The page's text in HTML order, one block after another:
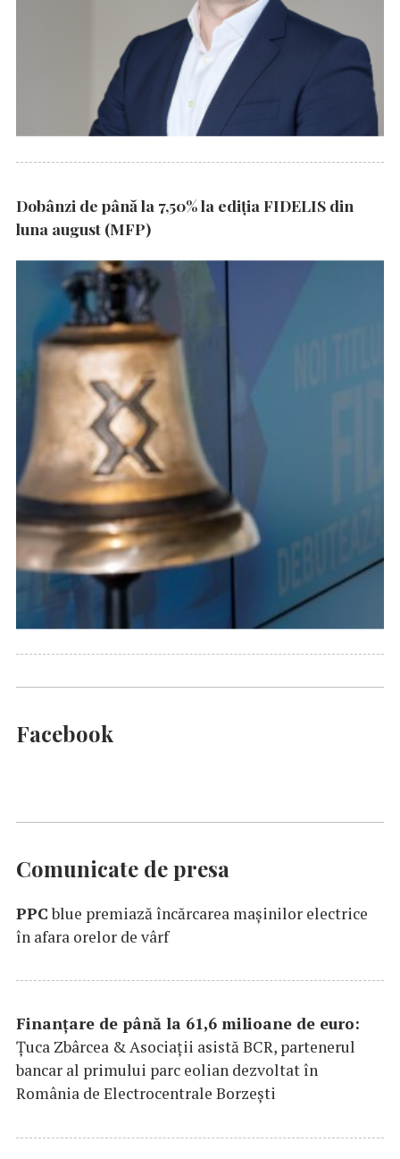
Dobânzi de până la 7,50% la ediția FIDELIS din
luna august (MFP)
Facebook
Comunicate de presa
PPCblue premiază încărcarea maşinilor electrice
în afara orelor de vârf
Finanțare de până la 61,6 milioane de euro:
Țuca Zbârcea & Asociații asistă BCR, partenerul
bancar al primului parc eolian dezvoltat în
România de Electrocentrale Borzești